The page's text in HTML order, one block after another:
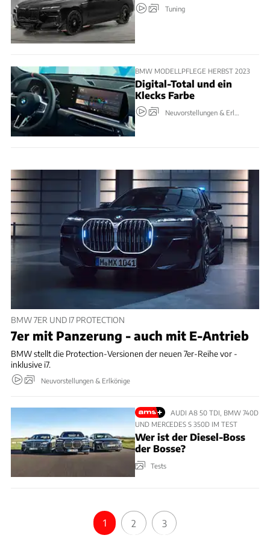
Tuning
BMW MODELLPFLEGE HERBST 2023
Digital-Total und ein
Klecks Farbe
Neuvorstellungen & Erlkönige
BMW 7ER UND I7 PROTECTION
7er mit Panzerung - auch mit E-Antrieb
BMW stellt die Protection-Versionen der neuen 7er-Reihe vor -
inklusive i7.
Neuvorstellungen & Erlkönige
AUDI A8 50 TDI, BMW 740D
UND MERCEDES S 350D IM TEST
Wer ist der Diesel-Boss
der Bosse?
Tests
1 2 3